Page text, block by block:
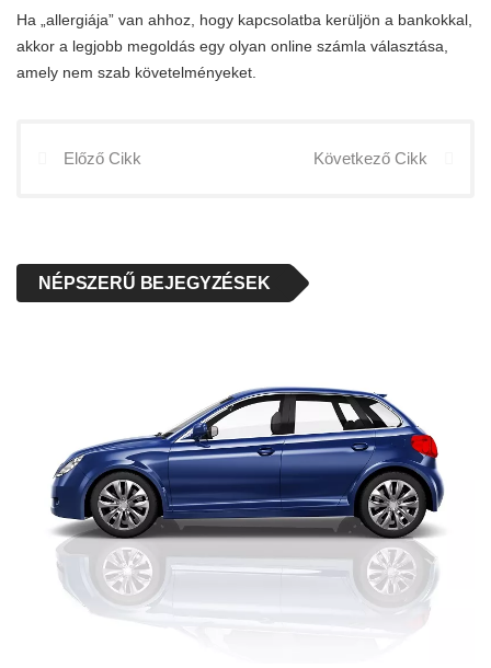
Ha „allergiája” van ahhoz, hogy kapcsolatba kerüljön a bankokkal,
akkor a legjobb megoldás egy olyan online számla választása,
amely nem szab követelményeket.
Előző Cikk Következő Cikk
NÉPSZERŰ BEJEGYZÉSEK